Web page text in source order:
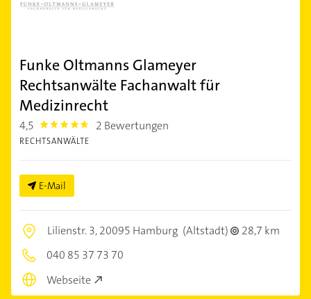
Funke Oltmanns Glameyer
Rechtsanwälte Fachanwalt für
Medizinrecht
4,5 4.5 2 Bewertungen
RECHTSANWÄLTE
E-Mail
Lilienstr. 3,20095 Hamburg (Altstadt)
28,7 km
040 85 37 73 70
Webseite